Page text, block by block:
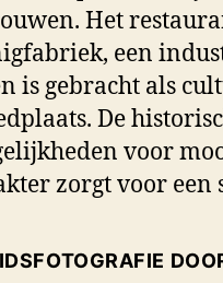
Het
een
is gebracht als
De
voor
zorgt voor een